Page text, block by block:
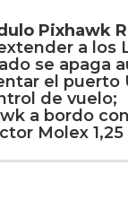
Pixhawk
a los
se apaga
el puerto
de vuelo;
a bordo
Molex